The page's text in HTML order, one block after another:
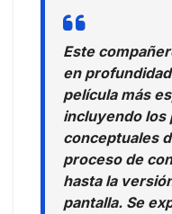
Este
en
película más
incluyendo los
conceptuales
proceso de
hasta la
pantalla. Se